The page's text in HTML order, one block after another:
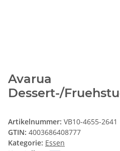
Avarua
Dessert-/
Artikelnummer: VB10-4655-2641
GTIN: 4003686408777
Kategorie: Essen